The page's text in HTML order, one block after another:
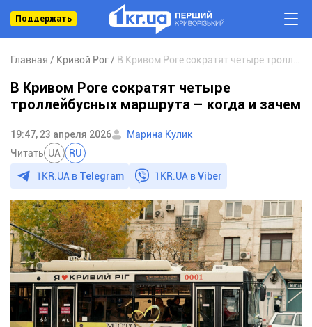
Поддержать
Главная Кривой Рог
В Кривом Роге сократят четыре
троллейбусных маршрута – когда и зачем
19:47, 23 апреля 2026
Марина Кулик
Читать UA RU
1KR.UA в Telegram 1KR.UA вViber